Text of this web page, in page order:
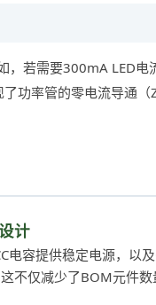
，若需要300mA LED电
了功率管的零电流导通
计
电容提供稳定电源，以
不仅减少了BOM元件